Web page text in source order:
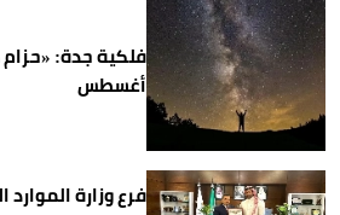
فلكية جدة: «حزام
أغسطس
فرع وزارة